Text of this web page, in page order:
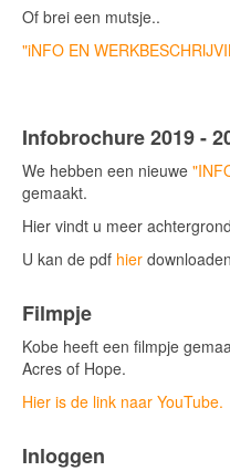
Of brei een mutsje..
"iNFO EN
Infobrochure 2019 -
We hebben een nieuwe
gemaakt.
Hier vindt u meer
U kan de pdf hier downloaden
Filmpje
Kobe heeft een filmpje
Acres of Hope.
Hier is de link naar YouTube.
Inloggen